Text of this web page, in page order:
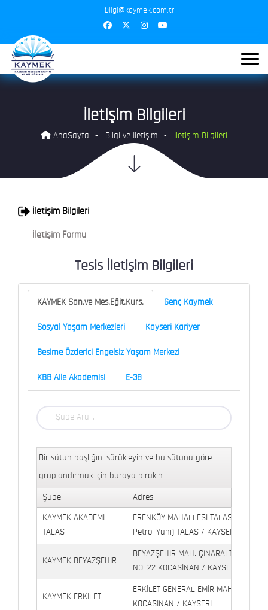
bilgi@kaymek.com.tr
İletişim Bilgileri
AnaSayfa Bilgi ve İletişim İletişim Bilgileri
İletişim Bilgileri
İletişim Formu
Tesis İletişim Bilgileri
KAYMEK San.ve Mes.Eğit.Kurs. Genç Kaymek
Sosyal Yaşam Merkezleri Kayseri Kariyer
Besime Özderici Engelsiz Yaşam Merkezi
KBB Aile Akademisi E-38
Bir sütun başlığını sürükleyin ve bu sütuna göre
gruplandırmak için buraya bırakın
Şube Adres
KAYMEK AKADEMİ
TALAS
ERENKÖY MAHALLESİ TALAS
Petrol Yanı) TALAS / KAYSERİ
KAYMEK BEYAZŞEHİR
BEYAZŞEHİR MAH. ÇINARALTI
NO: 22 KOCASİNAN / KAYSERİ
KAYMEK ERKİLET
ERKİLET GENERAL EMİR MAH.
KOCASİNAN / KAYSERİ